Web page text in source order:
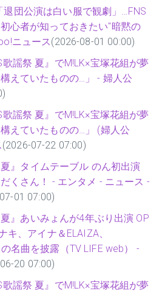
退団公演は白い服で観劇」…FNS
心者が知っておきたい"暗黙の
ニュース(2026-08-01 00:00)
謡祭 夏』でM!LK×宝塚花組が夢
えていたものの…」 - 婦人公
謡祭 夏』でM!LK×宝塚花組が夢
えていたものの…」 (婦人公
(2026-07-22 07:00)
夏』タイムテーブル のん初出演
くさん！ - エンタメ - ニュース -
01 07:00)
夏』あいみょんが4年ぶり出演 OP
キ、アイナ＆ELAIZA、
名曲を披露（TV LIFE web） -
20 07:00)
謡祭 夏』でM!LK×宝塚花組が夢